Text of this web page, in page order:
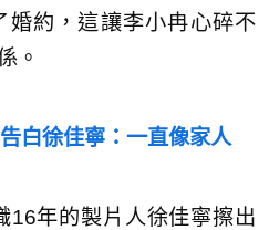
婚約，這讓李小冉心碎不
。
白徐佳寧：一直像家人
16年的製片人徐佳寧擦出